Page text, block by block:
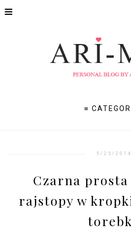
≡
≡
5/25/2014
Czarna
rajstopy w